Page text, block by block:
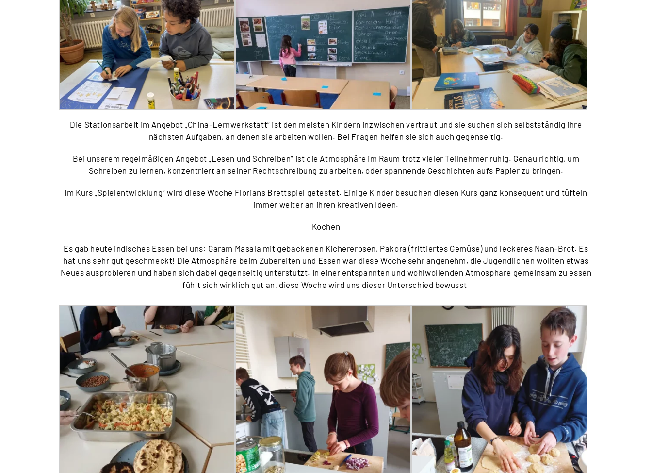
Die Stationsarbeit im Angebot „China-Lernwerkstatt“ ist den meisten Kindern inzwischen vertraut und sie suchen sich selbstständig ihre
nächsten Aufgaben, an denen sie arbeiten wollen. Bei Fragen helfen sie sich auch gegenseitig.
Bei unserem regelmäßigen Angebot „Lesen und Schreiben“ ist die Atmosphäre im Raum trotz vieler Teilnehmer ruhig. Genau richtig, um
Schreiben zu lernen, konzentriert an seiner Rechtschreibung zu arbeiten, oder spannende Geschichten aufs Papier zu bringen.
Im Kurs „Spielentwicklung“wird diese Woche Florians Brettspiel getestet. Einige Kinder besuchen diesen Kurs ganz konsequent und tüfteln
immer weiter an ihren kreativen Ideen.
Kochen
Es gab heute indisches Essen bei uns: Garam Masala mit gebackenen Kichererbsen, Pakora (frittiertes Gemüse) und leckeres Naan-Brot. Es
hat uns sehr gut geschmeckt! Die Atmosphäre beim Zubereiten und Essen war diese Woche sehr angenehm, die Jugendlichen wollten etwas
Neues ausprobieren und haben sich dabei gegenseitig unterstützt. In einer entspannten und wohlwollenden Atmosphäre gemeinsam zu essen
fühlt sich wirklich gut an, diese Woche wird uns dieser Unterschied bewusst.